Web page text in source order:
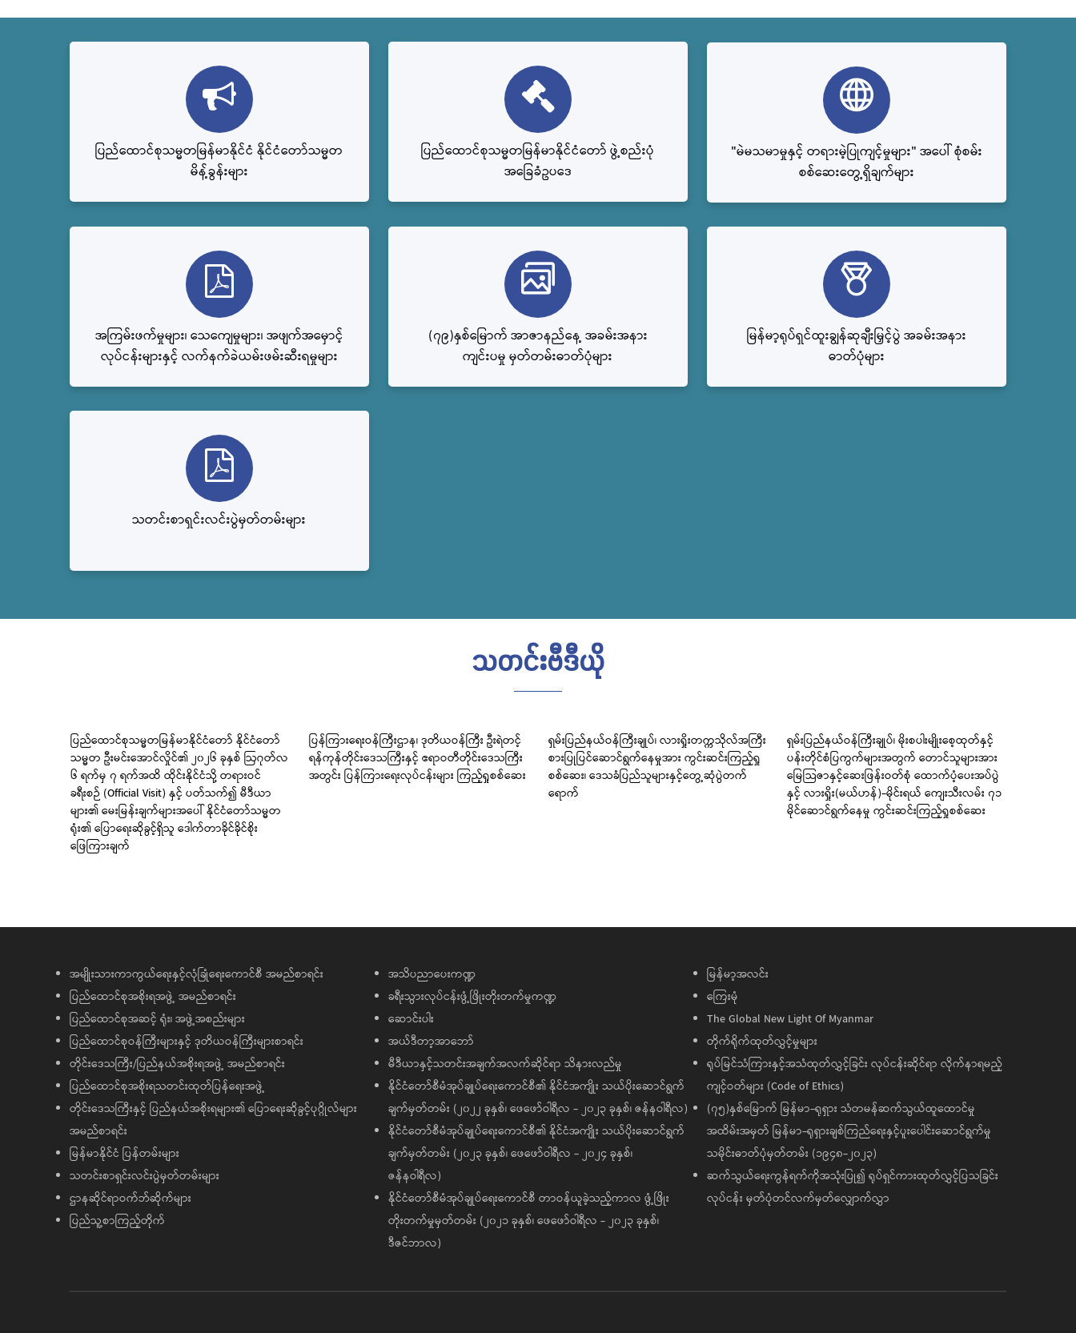
ပြည်ထောင်စုသမ္မတမြန်မာနိုင်ငံ နိုင်ငံတော်သမ္မတ
မိန့်ခွန်းများ
ပြည်‌ထောင်စုသမ္မတမြန်မာနိုင်ငံတော် ဖွဲ့စည်းပုံ
အခြေခံဥပဒေ
"မဲမသမာမှုနှင့် တရားမဲ့ပြုကျင့်မှုများ" အပေါ် စုံစမ်း
စစ်ဆေးတွေ့ရှိချက်များ
အကြမ်းဖက်မှုများ၊ သေကျေမှုများ၊ အဖျက်အမှောင့်
လုပ်ငန်းများနှင့် လက်နက်ခဲယမ်းဖမ်းဆီးရမှုများ
(၇၉)နှစ်မြောက် အာဇာနည်နေ့ အခမ်းအနား
ကျင်းပမှု မှတ်တမ်းဓာတ်ပုံများ
မြန်မာ့ရုပ်ရှင်ထူးချွန်ဆုချီးမြှင့်ပွဲ အခမ်းအနား
ဓာတ်ပုံများ
သတင်းစာရှင်းလင်းပွဲမှတ်တမ်းများ
သတင်းဗီဒီယို
ပြည်ထောင်စုသမ္မတမြန်မာနိုင်ငံတော် နိုင်ငံတော်
သမ္မတ ဦးမင်းအောင်လှိုင်၏ ၂၀၂၆ ခုနှစ် ဩဂုတ်လ
၆ ရက်မှ ၇ ရက်အထိ ထိုင်းနိုင်ငံသို့ တရားဝင်
ခရီးစဉ် (Official Visit) နှင့် ပတ်သက်၍ မီဒီယာ
များ၏ မေးမြန်းချက်များအပေါ် နိုင်ငံတော်သမ္မတ
ရုံး၏ ပြောရေးဆိုခွင့်ရှိသူ ဒေါက်တာခိုင်ခိုင်စိုး
ဖြေကြားချက်
ပြန်ကြားရေးဝန်ကြီးဌာန၊ ဒုတိယဝန်ကြီး ဦးရဲတင့်
ရန်ကုန်တိုင်းဒေသကြီးနှင့် ဧရာဝတီတိုင်းဒေသကြီး
အတွင်း ပြန်ကြားရေးလုပ်ငန်းများ ကြည့်ရှုစစ်ဆေး
ရှမ်းပြည်နယ်ဝန်ကြီးချုပ်၊ လားရှိုးတက္ကသိုလ်အကြီး
စားပြုပြင်ဆောင်ရွက်နေမှုအား ကွင်းဆင်းကြည့်ရှု
စစ်ဆေး၊ ဒေသခံပြည်သူများနှင့်တွေ့ဆုံပွဲတက်
ရောက်
ရှမ်းပြည်နယ်ဝန်ကြီးချုပ်၊ မိုးစပါးမျိုးစေ့ထုတ်နှင့်
ပန်းတိုင်စံပြကွက်များအတွက် တောင်သူများအား
မြေသြဇာနှင့်ဆေးဖြန်းဝတ်စုံ ထောက်ပံ့ပေးအပ်ပွဲ
နှင့် လားရှိုး(မယ်ဟန်)-မိုင်းရယ် ကျေးသီးလမ်း ၇၁
မိုင်ဆောင်ရွက်နေမှု ကွင်းဆင်းကြည့်ရှုစစ်ဆေး
အမျိုးသားကာကွယ်ရေးနှင့်လုံခြုံရေးကောင်စီ အမည်စာရင်း
ပြည်ထောင်စုအစိုးရအဖွဲ့ အမည်စာရင်း
ပြည်ထောင်စုအဆင့် ရုံး၊ အဖွဲ့အစည်းများ
ပြည်ထောင်စုဝန်ကြီးများနှင့် ဒုတိယဝန်ကြီးများစာရင်း
တိုင်းဒေသကြီး/ပြည်နယ်အစိုးရအဖွဲ့ အမည်စာရင်း
ပြည်ထောင်စုအစိုးရသတင်းထုတ်ပြန်ရေးအဖွဲ့
တိုင်းဒေသကြီးနှင့် ပြည်နယ်အစိုးရများ၏ ပြောရေးဆိုခွင့်ပုဂ္ဂိုလ်များ
အမည်စာရင်း
မြန်မာနိုင်ငံ ပြန်တမ်းများ
သတင်းစာရှင်းလင်းပွဲမှတ်တမ်းများ
ဌာနဆိုင်ရာဝက်ဘ်ဆိုက်များ
ပြည်သူ့စာကြည့်တိုက်
အသိပညာပေးကဏ္ဍ
ခရီးသွားလုပ်ငန်းဖွံ့ဖြိုးတိုးတက်မှုကဏ္ဍ
ဆောင်းပါး
အယ်ဒီတာ့အာဘော်
မီဒီယာနှင့်သတင်းအချက်အလက်ဆိုင်ရာ သိနားလည်မှု
နိုင်ငံတော်စီမံအုပ်ချုပ်ရေးကောင်စီ၏ နိုင်ငံအကျိုး သယ်ပိုးဆောင်ရွက်
ချက်မှတ်တမ်း (၂၀၂၂ ခုနှစ်၊ ဖေဖော်ဝါရီလ - ၂၀၂၃ ခုနှစ်၊ ဇန်နဝါရီလ)
နိုင်ငံတော်စီမံအုပ်ချုပ်ရေးကောင်စီ၏ နိုင်ငံအကျိုး သယ်ပိုးဆောင်ရွက်
ချက်မှတ်တမ်း (၂၀၂၃ ခုနှစ်၊ ဖေဖော်ဝါရီလ - ၂၀၂၄ ခုနှစ်၊
ဇန်နဝါရီလ)
နိုင်ငံတော်စီမံအုပ်ချုပ်ရေးကောင်စီ တာဝန်ယူခဲ့သည့်ကာလ ဖွံ့ဖြိုး
တိုးတက်မှုမှတ်တမ်း (၂၀၂၁ ခုနှစ်၊ ဖေဖော်ဝါရီလ - ၂၀၂၃ ခုနှစ်၊
ဒီဇင်ဘာလ)
မြန်မာ့အလင်း
ကြေးမုံ
The Global New Light Of Myanmar
တိုက်ရိုက်ထုတ်လွှင့်မှုများ
ရုပ်မြင်သံကြားနှင့်အသံထုတ်လွှင့်ခြင်း လုပ်ငန်းဆိုင်ရာ လိုက်နာရမည့်
ကျင့်ဝတ်များ (Code of Ethics)
(၇၅)နှစ်မြောက် မြန်မာ-ရုရှား သံတမန်ဆက်သွယ်ထူထောင်မှု
အထိမ်းအမှတ် မြန်မာ-ရုရှားချစ်ကြည်ရေးနှင့်ပူးပေါင်းဆောင်ရွက်မှု
သမိုင်းဓာတ်ပုံမှတ်တမ်း (၁၉၄၈-၂၀၂၃)
ဆက်သွယ်ရေးကွန်ရက်ကိုအသုံးပြု၍ ရုပ်ရှင်ကားထုတ်လွှင့်ပြသခြင်း
လုပ်ငန်း မှတ်ပုံတင်လက်မှတ်လျှောက်လွှာ